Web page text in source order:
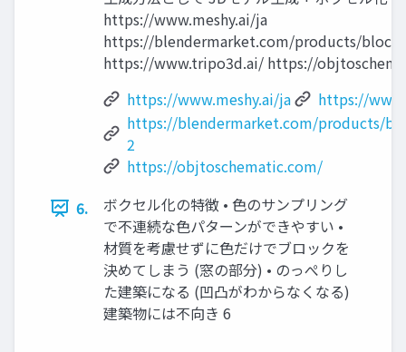
https://www.meshy.ai/ja
https://blendermarket.com/products/
https://www.tripo3d.ai/ https://
https://www.meshy.ai/ja
https://
https://blendermarket.com/products/
2
https://objtoschematic.com/
6.
ボクセル化の特徴 • ⾊のサンプリング
で不連続な⾊パターンができやすい •
材質を考慮せずに⾊だけでブロックを
決めてしまう (窓の部分) • のっぺりし
た建築になる (凹凸がわからなくなる)
建築物には不向き 6